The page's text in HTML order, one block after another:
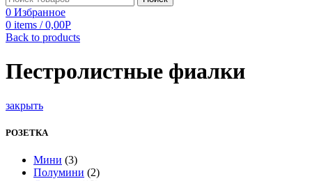
0 Избранное
0 items / 0,00Р
Back to products
Пестролистные фиалки
закрыть
РОЗЕТКА
Мини (3)
Полумини (2)